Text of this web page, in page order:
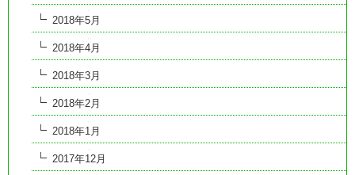
2018年5月
2018年4月
2018年3月
2018年2月
2018年1月
2017年12月